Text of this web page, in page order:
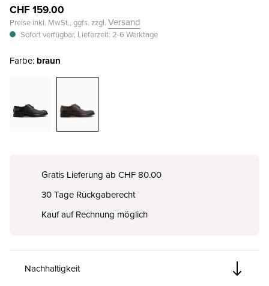
CHF 159.00
Preise inkl. MwSt., ggfs. zzgl. Versand
Sofort verfügbar, Lieferzeit: 2-6 Werktage
Farbe: braun
Gratis Lieferung ab CHF 80.00
30 Tage Rückgaberecht
Kauf auf Rechnung möglich
Nachhaltigkeit